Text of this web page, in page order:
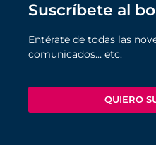
Suscríbete al
Entérate de todas las
comunicados… etc.
QUIERO